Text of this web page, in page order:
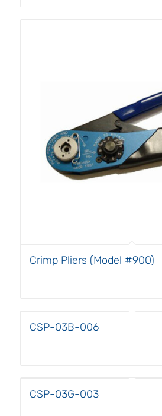
Crimp Pliers (Model #900)
CSP-03B-006
CSP-03G-003